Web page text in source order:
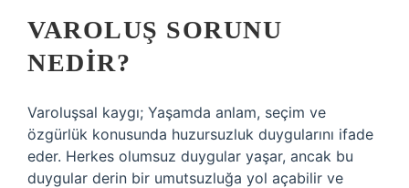
VAROLUŞ SORUNU
NEDIR?
Varoluşsal kaygı; Yaşamda anlam, seçim ve
özgürlük konusunda huzursuzluk duygularını ifade
eder. Herkes olumsuz duygular yaşar, ancak bu
duygular derin bir umutsuzluğa yol açabilir ve